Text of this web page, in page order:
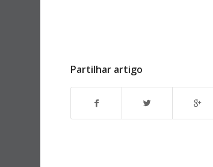
Partilhar artigo